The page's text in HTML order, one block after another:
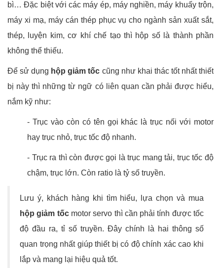
bì… Đặc biệt với các máy ép, máy nghiền, máy khuấy trộn,
máy xi mạ, máy cán thép phục vụ cho ngành sản xuất sắt,
thép, luyện kim, cơ khí chế tạo thì hộp số là thành phần
không thể thiếu.
Để sử dụng hộp giảm tốc cũng như khai thác tốt nhất thiết
bị này thì những từ ngữ có liên quan cần phải được hiểu,
nắm kỹ như:
- Trục vào còn có tên gọi khác là trục nối với motor
hay trục nhỏ, trục tốc độ nhanh.
- Trục ra thì còn được gọi là trục mang tải, trục tốc độ
chậm, trục lớn. Còn ratio là tỷ số truyền.
Lưu ý, khách hàng khi tìm hiểu, lựa chọn và mua
hộp giảm tốcmotor servo thì cần phải tính được tốc
độ đầu ra, tỉ số truyền. Đây chính là hai thông số
quan trọng nhất giúp thiết bị có độ chính xác cao khi
lắp và mang lại hiệu quả tốt.